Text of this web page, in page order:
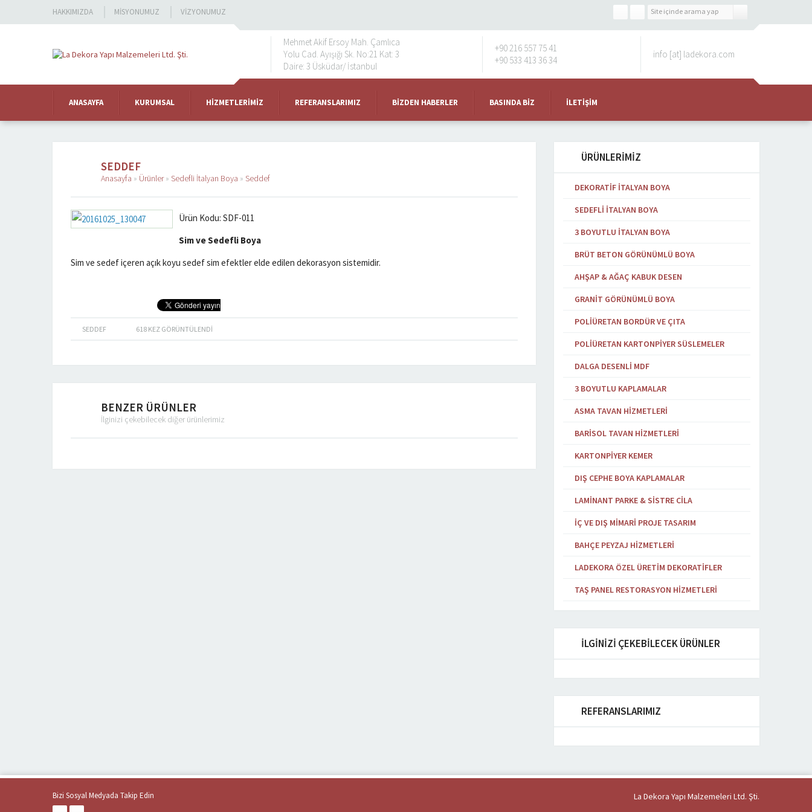
HAKKIMIZDA MISYONUMUZ VIZYONUMUZ
Mehmet Akif Ersoy Mah. Çamlıca
Yolu Cad. Ayışığı Sk. No:21 Kat: 3
Daire: 3 Üsküdar/ İstanbul
+90 216 557 75 41
+90 533 413 36 34
info [at] ladekora.com
ANASAYFA KURUMSAL HIZMETLERIMIZ REFERANSLARIMIZ BIZDEN HABERLER BASINDA BIZ İLETIŞIM
SEDDEF
Anasayfa » Ürünler» Sedefli İtalyan Boya » Seddef
Ürün Kodu: SDF-011
Sim ve Sedefli Boya
Sim ve sedef içeren açık koyu sedef sim efektler elde edilen dekorasyon sistemidir.
SEDDEF 618 KEZ GÖRÜNTÜLENDI
BENZER ÜRÜNLER
İlginizi çekebilecek diğer ürünlerimiz
ÜRÜNLERİMİZ
DEKORATIF İTALYAN BOYA
SEDEFLI İTALYAN BOYA
3 BOYUTLU İTALYAN BOYA
BRÜT BETON GÖRÜNÜMLÜ BOYA
AHŞAP & AĞAÇ KABUK DESEN
GRANIT GÖRÜNÜMLÜ BOYA
POLIÜRETAN BORDÜR VE ÇITA
POLIÜRETAN KARTONPIYER SÜSLEMELER
DALGA DESENLI MDF
3 BOYUTLU KAPLAMALAR
ASMA TAVAN HIZMETLERI
BARISOL TAVAN HIZMETLERI
KARTONPIYER KEMER
DIŞ CEPHE BOYA KAPLAMALAR
LAMINANT PARKE & SISTRE CILA
İÇ VE DIŞ MIMARI PROJE TASARIM
BAHÇE PEYZAJ HIZMETLERI
LADEKORA ÖZEL ÜRETIM DEKORATIFLER
TAŞ PANEL RESTORASYON HIZMETLERI
İLGİNİZİ ÇEKEBİLECEK ÜRÜNLER
REFERANSLARIMIZ
Bizi Sosyal Medyada Takip Edin La Dekora Yapı Malzemeleri Ltd. Şti.